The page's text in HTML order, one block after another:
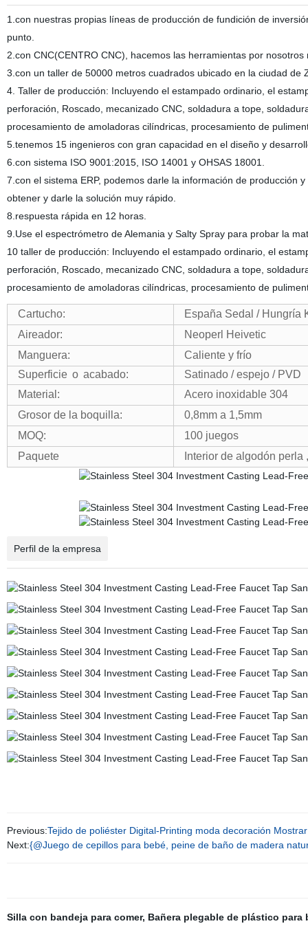
1.con nuestras propias líneas de producción de fundición de
punto.
2.con CNC(CENTRO CNC), hacemos las herramientas por nosotros
3.con un taller de 50000 metros cuadrados ubicado en la ciudad
4. Taller de producción: Incluyendo el estampado ordinario, el
perforación, Roscado, mecanizado CNC, soldadura a tope,
procesamiento de amoladoras cilíndricas, procesamiento de
5.tenemos 15 ingenieros con gran capacidad en el diseño y
6.con sistema ISO 9001:2015, ISO 14001 y OHSAS 18001.
7.con el sistema ERP, podemos darle la información de producción
obtener y darle la solución muy rápido.
8.respuesta rápida en 12 horas.
9.Use el espectrómetro de Alemania y Salty Spray para probar la
10taller de producción: Incluyendo el estampado ordinario, el
perforación, Roscado, mecanizado CNC, soldadura a tope,
procesamiento de amoladoras cilíndricas, procesamiento de
Cartucho:
España Sedal / Hungría
Aireador:
Neoperl Heivetic
Manguera:
Caliente y frío
Superficie o acabado:
Satinado / espejo / PVD
Material :
Acero inoxidable 304
Grosor de la boquilla:
0,8mm a 1,5mm
MOQ:
100 juegos
Paquete
Interior de algodón perla
Perfil de la empresa
Previous:Tejido de poliéster Digital-Printing moda decoración
Next:{@Juego de cepillos para bebé, peine de baño de madera
Silla con bandeja para comer, Bañera plegable de plástico para